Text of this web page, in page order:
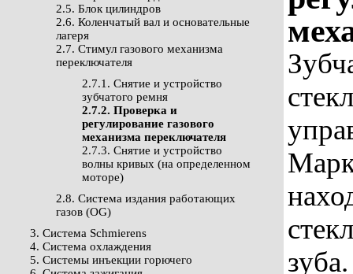
2.5. Блок цилиндров
2.6. Коленчатый вал и основательные
лагеря
2.7. Стимул газового механизма
переключателя
2.7.1. Снятие и устройство
зубчатого ремня
2.7.2. Проверка и
регулирование газового
механизма переключателя
2.7.3. Снятие и устройство
волны кривых (на определенном
моторе)
2.8. Система издания работающих
газов (OG)
3. Система Schmierens
4. Система охлаждения
5. Системы инъекции горючего